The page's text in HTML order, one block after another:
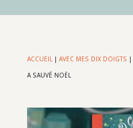
ACCUEIL| AVEC MES DIX DOIGTS |
A SAUVÉ NOËL